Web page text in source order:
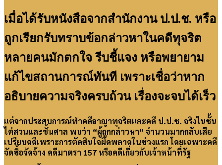
เมื่อได้รับหนังสือจากสำนักงาน ป.ป.ช. หรือ
ถูกเรียกรับทราบข้อกล่าวหาในคดีทุจริต
หลายคนมักตกใจ รีบชี้แจง หรือพยายาม
แก้ไขสถานการณ์ทันที เพราะเชื่อว่าหาก
อธิบายความจริงครบถ้วน เรื่องจะจบได้เร็ว
แต่จากประสบการณ์ทำคดีอาญาทุจริตและคดี ป.ป.ช. จริงในชั้น
ไต่สวนและชั้นศาล พบว่า “ผู้ถูกกล่าวหา” จำนวนมากกลับเสีย
เปรียบคดีเพราะการตัดสินใจผิดพลาดในช่วงแรก โดยเฉพาะคดี
จัดซื้อจัดจ้าง คดีมาตรา 157 หรือคดีเกี่ยวกับเจ้าหน้าที่รัฐ